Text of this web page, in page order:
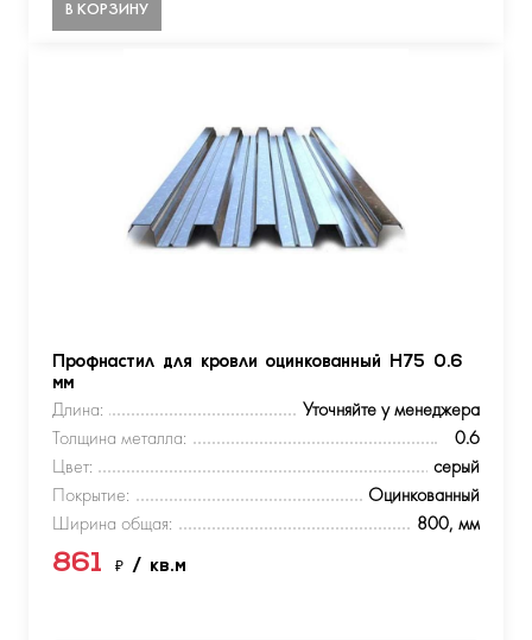
В КОРЗИНУ
Профнастил для кровли оцинкованный Н75 0.6
мм
Длина:
Уточняйте у менеджера
Толщина металла:
0.6
Цвет:
серый
Покрытие:
Оцинкованный
Ширина общая:
800, мм
861 ₽ / кв.м